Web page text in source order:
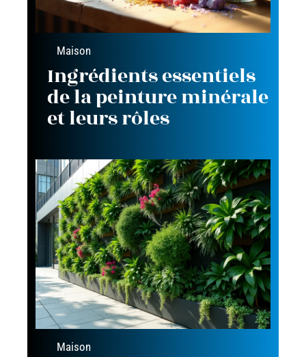
Maison
Ingrédients essentiels
de la peinture minérale
et leurs rôles
Maison